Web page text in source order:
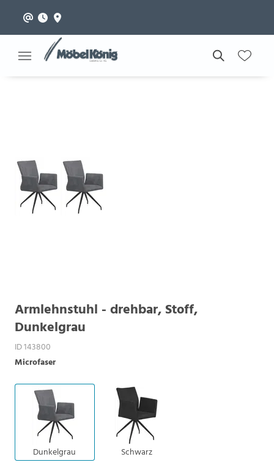
Armlehnstuhl - drehbar, Stoff,
Dunkelgrau
ID 143800
Microfaser
Dunkelgrau Schwarz